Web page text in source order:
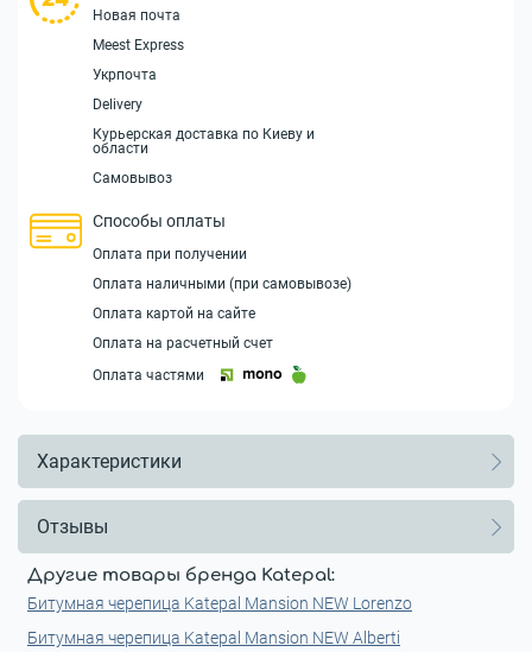
Новая почта
Meest Express
Укрпочта
Delivery
Курьерская доставка по Киеву и
области
Самовывоз
Способы оплаты
Оплата при получении
Оплата наличными (при самовывозе)
Оплата картой на сайте
Оплата на расчетный счет
Оплата частями
Характеристики
Отзывы
Другие товары бренда Katepal:
Битумная черепица Katepal Mansion NEW Lorenzo
Битумная черепица Katepal Mansion NEW Alberti